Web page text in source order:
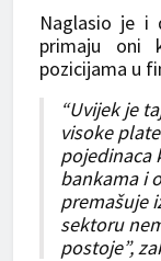
Naglasio je i
primaju oni
pozicijama u
“Uvijek je
visoke
pojedinaca
bankama i
premašuje
sektoru
postoje”,